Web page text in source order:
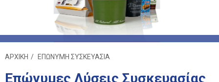
ΑΡΧΙΚΗ ΕΠΩΝΥΜΗ ΣΥΣΚΕΥΑΣΙΑ
Επώνυμες Λύσεις Συσκευασίας